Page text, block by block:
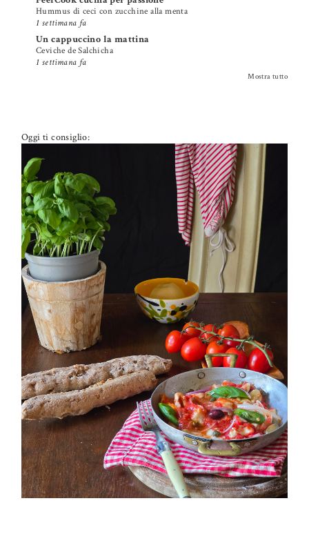
Hummus di ceci con zucchine alla menta
1 settimana fa
Un cappuccino la mattina
Ceviche de Salchicha
1 settimana fa
Mostra tutto
Oggi ti consiglio:
PETTI DI POLLO ALLA PIZZAIOLA